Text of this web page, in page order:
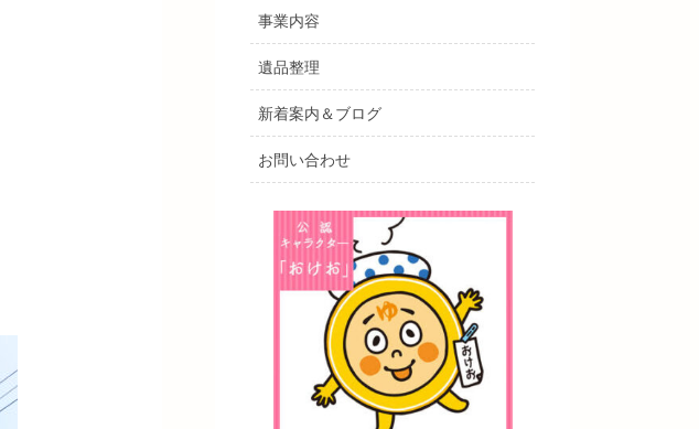
事業内容
遺品整理
新着案内＆ブログ
お問い合わせ